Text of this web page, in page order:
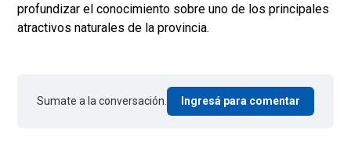
profundizar el conocimiento sobre uno de los principales
atractivos naturales de la provincia.
Sumate a la conversación. Ingresá para comentar